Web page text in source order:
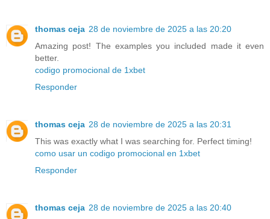
thomas ceja 28 de noviembre de 2025 a las 20:20
Amazing post! The examples you included made it even
better.
codigo promocional de 1xbet
Responder
thomas ceja 28 de noviembre de 2025 a las 20:31
This was exactly what I was searching for. Perfect timing!
como usar un codigo promocional en 1xbet
Responder
thomas ceja 28 de noviembre de 2025 a las 20:40